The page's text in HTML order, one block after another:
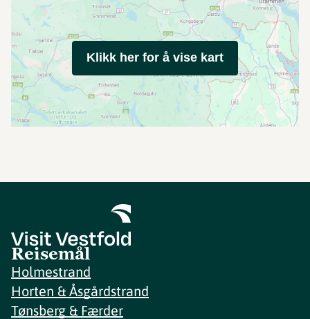
Klikk her for å vise kart
Reisemål
Holmestrand
Horten & Åsgårdstrand
Tønsberg & Færder